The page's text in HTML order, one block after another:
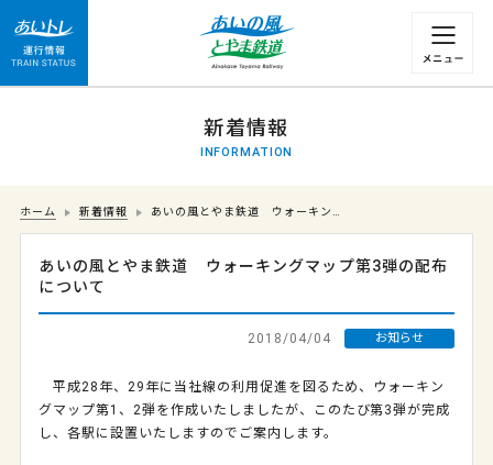
運行情報 列車の遅れ情報等についてはこちら
新着情報
INFORMATION
ホーム 新着情報 あいの風とやま鉄道 ウォーキン…
あいの風とやま鉄道 ウォーキングマップ第3弾の配布
について
2018/04/04 お知らせ
平成28 年、29 年に当社線の利用促進を図るため、ウォーキン
グマップ第1 、2弾を作成いたしましたが、このたび第3弾が完成
し、各駅に設置いたしますのでご案内します。